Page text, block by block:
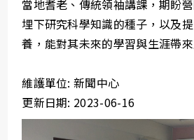
當地耆老、傳統領袖講課，期盼
埋下研究科學知識的種子，以及
養，能對其未來的學習與生涯帶
維護單位: 新聞中心
更新日期: 2023-06-16